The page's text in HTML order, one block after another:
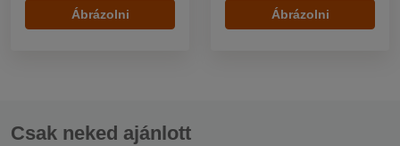
Ábrázolni Ábrázolni
Csak neked ajánlott